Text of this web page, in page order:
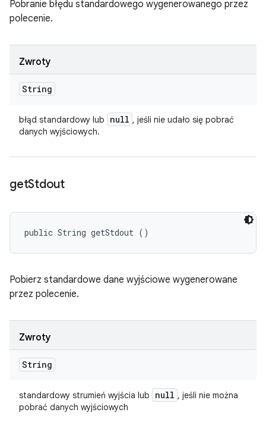
Pobranie błędu standardowego wygenerowanego przez
polecenie.
Zwroty
String
błąd standardowy lub null , jeśli nie udało się pobrać
danych wyjściowych.
getStdout
public String getStdout ()
Pobierz standardowe dane wyjściowe wygenerowane
przez polecenie.
Zwroty
String
standardowy strumień wyjścia lub null , jeśli nie można
pobrać danych wyjściowych